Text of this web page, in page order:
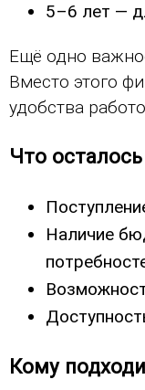
5–6 лет —
Ещё одно
Вместо этого
удобства
Что
Наличие
Кому